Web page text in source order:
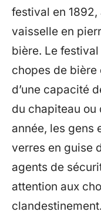
festival en
vaisselle en
bière. Le
chopes de bière
d’une capacité
du chapiteau ou
année, les gens
verres en guise
agents de
attention aux